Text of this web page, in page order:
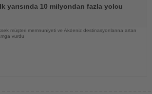
yarısında 10 milyondan fazla yolcu
müşteri memnuniyeti ve Akdeniz destinasyonlarına artan
vurdu